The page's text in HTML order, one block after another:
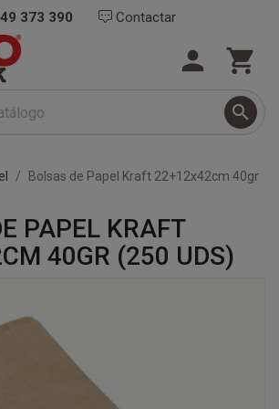
373 390 Contactar

 
Bolsas de Papel Kraft 22+12x42cm 40gr
PAPEL KRAFT
40GR (250 UDS)